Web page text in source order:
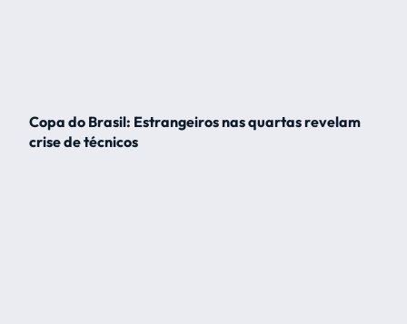
Copa do Brasil: Estrangeiros nas quartas revelam
crise de técnicos